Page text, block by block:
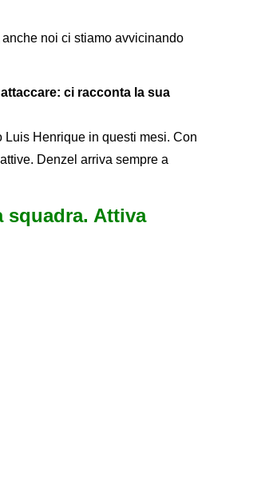
noi ci stiamo avvicinando
ci racconta la sua
Henrique in questi mesi. Con
Denzel arriva sempre a
squadra. Attiva